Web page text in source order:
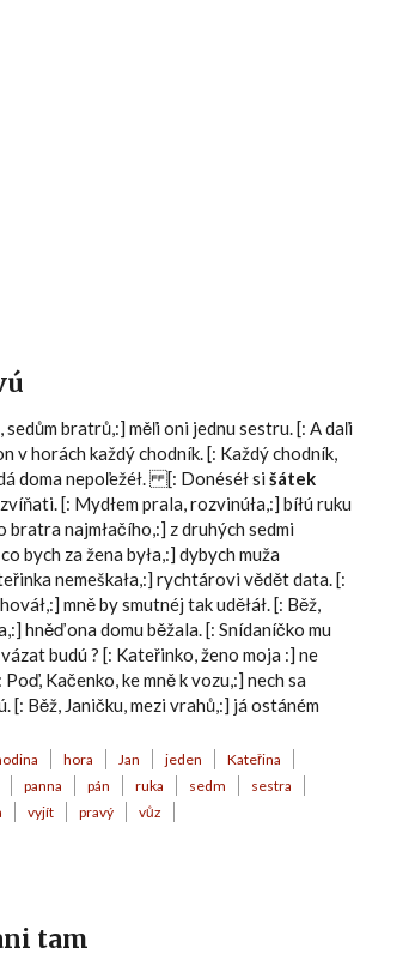
sedům bratrů,:] měľi oni jednu sestru. [: A daľi
v horách každý chodník. [: Každý chodník,
doma nepoľežéł. [: Donéséł si šátek
[: Mydłem prala, rozvinúła,:] bíłú ruku
bratra najmłačího,:] z druhých sedmi
bych za žena była,:] dybych muža
nemeškała,:] rychtárovi vědět data. [:
mně by smutnéj tak uděłáł. [: Běž,
hněď ona domu běžala. [: Snídaníčko mu
budú ? [: Kateřinko, ženo moja :] ne
Kačenko, ke mně k vozu,:] nech sa
[: Běž, Janičku, mezi vrahů,:] já ostáném
hora Jan jeden
Kateřina
panna pán ruka sedm
sestra
vyjít pravý vůz
tam